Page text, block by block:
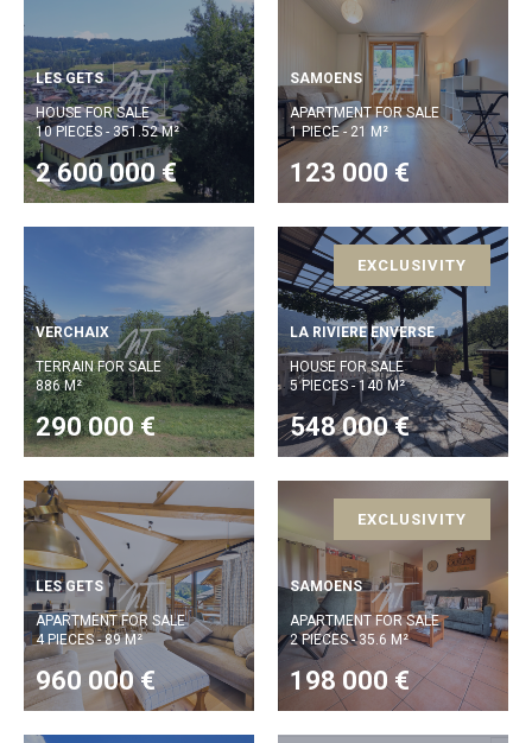
LES GETS
HOUSE FOR SALE
10 PIECES - 351.52 M²
2 600 000 €
SAMOENS
APARTMENT FOR SALE
1 PIECE - 21 M²
123 000 €
VERCHAIX
TERRAIN FOR SALE
886 M²
290 000 €
EXCLUSIVITY
LA RIVIERE ENVERSE
HOUSE FOR SALE
5 PIECES - 140 M²
548 000 €
LES GETS
APARTMENT FOR SALE
4 PIECES - 89 M²
960 000 €
EXCLUSIVITY
SAMOENS
APARTMENT FOR SALE
2 PIECES - 35.6 M²
198 000 €